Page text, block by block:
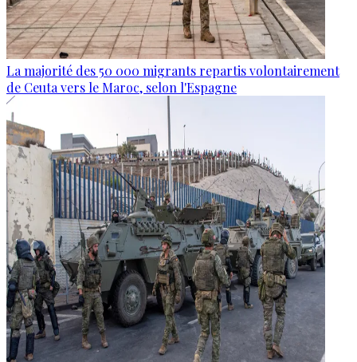
La majorité des 50 000 migrants repartis volontairement
de Ceuta vers le Maroc, selon l'Espagne